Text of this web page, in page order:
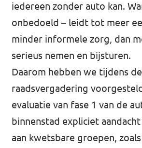
Vacatures
Vacatures Volt Zuid-Holland
iedereen zonder auto kan.
onbedoeld – leidt tot meer
minder informele zorg, dan
serieus nemen en bijsturen.
Daarom hebben we tijdens
raadsvergadering
evaluatie van fase 1 van de
binnenstad expliciet
aan kwetsbare groepen,